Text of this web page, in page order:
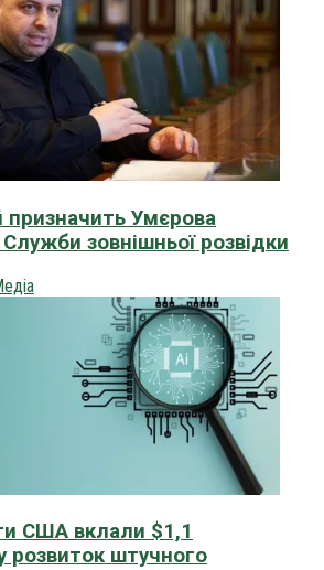
призначить Умєрова
зовнішньої розвідки
США вклали $1,1
розвиток штучного